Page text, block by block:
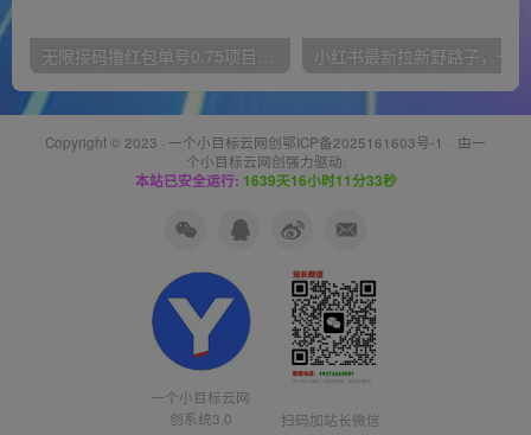
无限接码撸红包单号0.75项目无偿分享给你【揭秘】
Copyright © 2023 · 一个小目标云网创鄂ICP备2025161603号-1 · 由一
个小目标云网创强力驱动.
本站已安全运行: 1639天16小时11分33秒
一个小目标云网
创系统3.0
扫码加站长微信